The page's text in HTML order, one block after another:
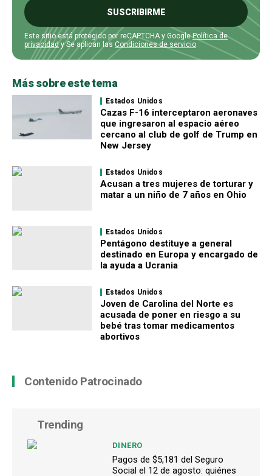
SUSCRIBIRME
Este sitio está protegido por reCAPTCHA y GooglePolítica de
privacidady Se aplican las Condiciones de servicio.
Más sobre este tema
Estados Unidos
Cazas F-16 interceptaron aeronaves
que ingresaron al espacio aéreo
cercano al club de golf de Trump en
New Jersey
Estados Unidos
Acusan a tres mujeres de torturar y
matar a un niño de 7 años en Ohio
Estados Unidos
Pentágono destituye a general
destinado en Europa y encargado de
la ayuda a Ucrania
Estados Unidos
Joven de Carolina del Norte es
acusada de poner en riesgo a su
bebé tras tomar medicamentos
abortivos
Contenido Patrocinado
Trending
DINERO
Pagos de $5,181 del Seguro
Social el 12 de agosto: quiénes